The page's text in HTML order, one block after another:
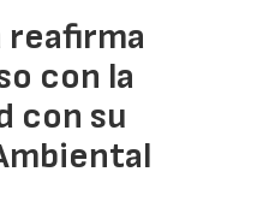
reafirma
con la
con su